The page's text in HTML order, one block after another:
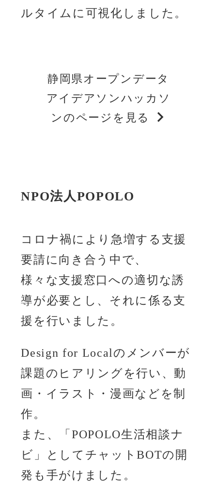
ルタイムに可視化しました。
静岡県オープンデータ
アイデアソンハッカソ
ンのページを見る
NPO法人POPOLO
コロナ禍により急増する支援
要請に向き合う中で、
様々な支援窓口への適切な誘
導が必要とし、それに係る支
援を行いました。
Design for Localのメンバーが
課題のヒアリングを行い、動
画・イラスト・漫画などを制
作。
また、「POPOLO生活相談ナ
ビ」としてチャットBOTの開
発も手がけました。